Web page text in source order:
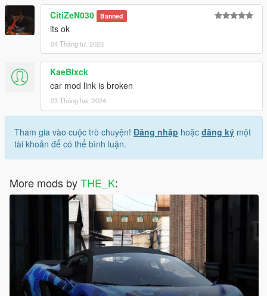
CitiZeN030 Banned
its ok
04 Tháng tư, 2023
KaeBlxck
car mod link is broken
23 Tháng hai, 2024
Tham gia vào cuộc trò chuyện! Đăng nhập hoặc đăng ký một
tài khoản để có thể bình luận.
More mods byTHE_K: